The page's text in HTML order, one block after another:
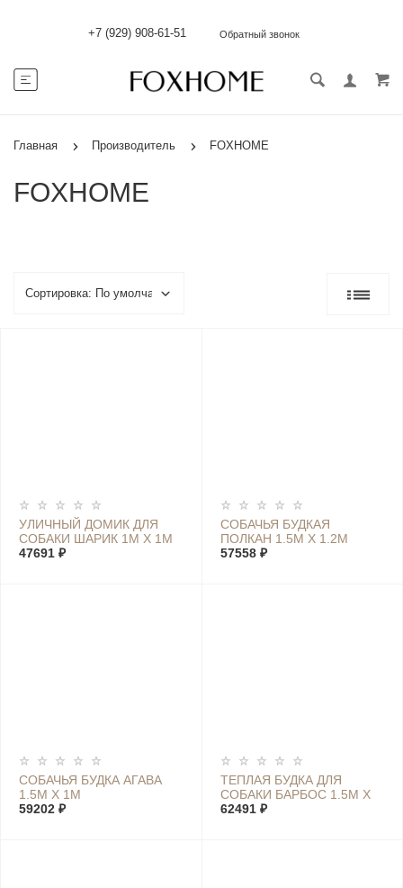
+7 (929) 908-61-51 Обратный звонок
Главная Производитель FOXHOME
FOXHOME
УЛИЧНЫЙ ДОМИК ДЛЯ
СОБАКИ ШАРИК 1М Х 1М
47691 ₽
СОБАЧЬЯ БУДКАЯ
ПОЛКАН 1.5М Х 1.2М
57558 ₽
СОБАЧЬЯ БУДКА АГАВА
1.5М Х 1М
59202 ₽
ТЕПЛАЯ БУДКА ДЛЯ
СОБАКИ БАРБОС 1.5М Х
1.5М
62491 ₽